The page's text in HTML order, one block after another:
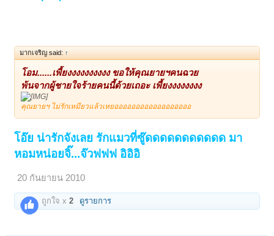
มากเจริญ said: ↑
โอม......เพี้ยงงงงงงงงงง ขอให้คุณยายฯคนฉวย
พ้นจากผู้ชายใจร้ายคนนี้ด้วยเถอะ เพี้ยงงงงงงงง
คุณยายฯ ไม่รักเหมียวแล้วเหยออออออออออออออออออ
โอ๊ย น่ารักจังเลย รักแมวที่ซู๊ดดดดดดดดดดด มา
หอมหน่อยจิ๊...จ๊วฟฟฟ อิอิอิ
20 กันยายน 2010
ถูกใจ x2 ดูรายการ